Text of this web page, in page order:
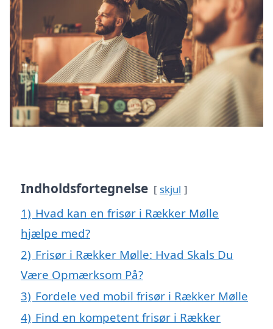
Indholdsfortegnelse skjul
1) Hvad kan en frisør i Rækker Mølle
hjælpe med?
2) Frisør i Rækker Mølle: Hvad Skals Du
Være Opmærksom På?
3) Fordele ved mobil frisør i Rækker Mølle
4) Find en kompetent frisør i Rækker